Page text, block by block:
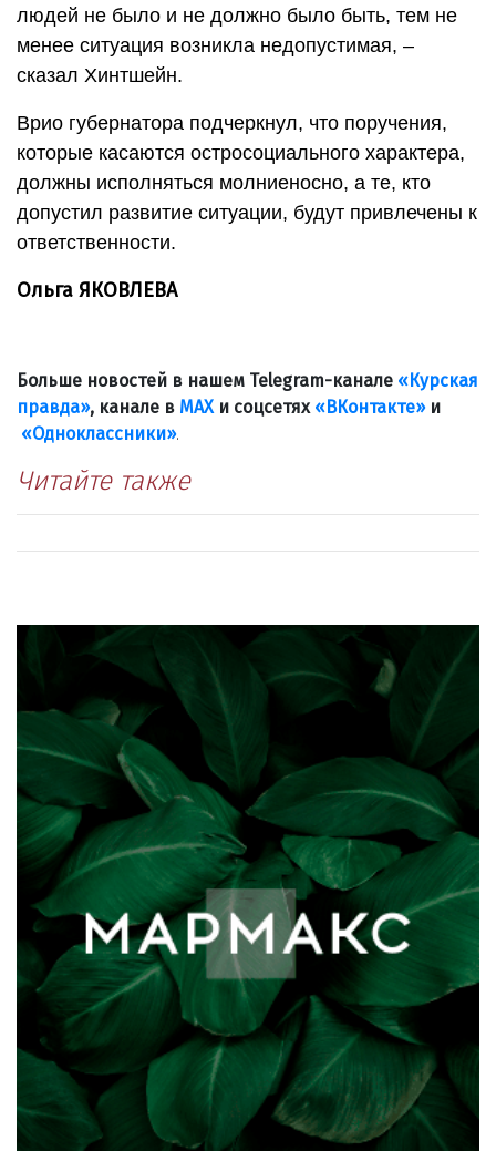
людей не было и не должно было быть, тем не
менее ситуация возникла недопустимая, –
сказал Хинтшейн.
Врио губернатора подчеркнул, что поручения,
которые касаются остросоциального характера,
должны исполняться молниеносно, а те, кто
допустил развитие ситуации, будут привлечены к
ответственности.
Ольга ЯКОВЛЕВА
Больше новостей в нашем Telegram-канале «Курская
правда», канале в МАХи соцсетях «ВКонтакте»и
«Одноклассники».
Читайте также